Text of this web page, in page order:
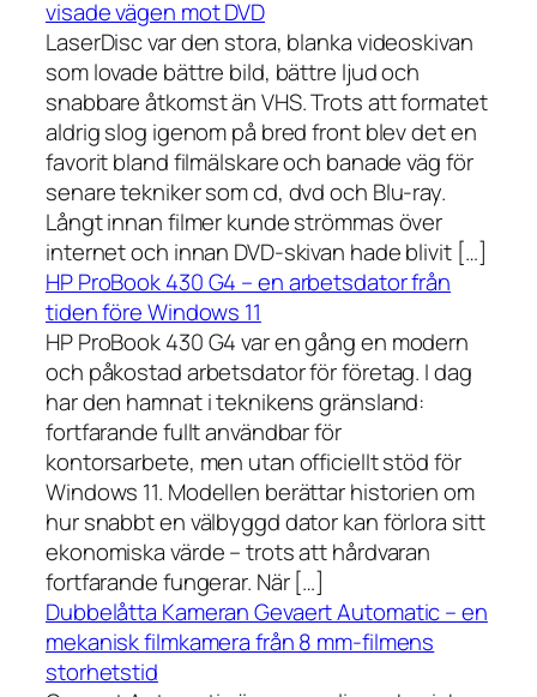
visade vägen mot DVD
LaserDisc var den stora, blanka videoskivan
som lovade bättre bild, bättre ljud och
snabbare åtkomst än VHS. Trots att formatet
aldrig slog igenom på bred front blev det en
favorit bland filmälskare och banade väg för
senare tekniker som cd, dvd och Blu-ray.
Långt innan filmer kunde strömmas över
internet och innan DVD-skivan hade blivit […]
HP ProBook 430 G4 – en arbetsdator från
tiden före Windows 11
HP ProBook 430 G4 var en gång en modern
och påkostad arbetsdator för företag. I dag
har den hamnat i teknikens gränsland:
fortfarande fullt användbar för
kontorsarbete, men utan officiellt stöd för
Windows 11. Modellen berättar historien om
hur snabbt en välbyggd dator kan förlora sitt
ekonomiska värde – trots att hårdvaran
fortfarande fungerar. När […]
Dubbelåtta Kameran Gevaert Automatic – en
mekanisk filmkamera från 8 mm-filmens
storhetstid